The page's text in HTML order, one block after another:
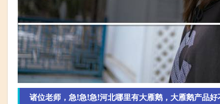
诸位老师，急!急!急!河北哪里有大雁鹅，大雁鹅产品好